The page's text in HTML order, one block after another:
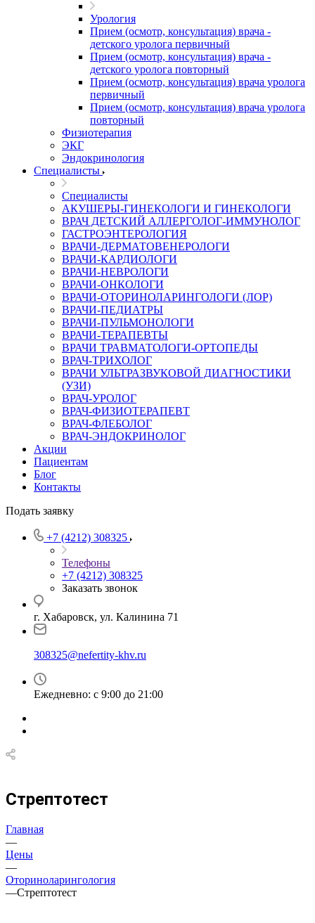
Урология
Прием (осмотр, консультация) врача -
детского уролога первичный
Прием (осмотр, консультация) врача -
детского уролога повторный
Прием (осмотр, консультация) врача уролога
первичный
Прием (осмотр, консультация) врача уролога
повторный
Физиотерапия
ЭКГ
Эндокринология
Специалисты
Специалисты
АКУШЕРЫ-ГИНЕКОЛОГИ И ГИНЕКОЛОГИ
ВРАЧ ДЕТСКИЙ АЛЛЕРГОЛОГ-ИММУНОЛОГ
ГАСТРОЭНТЕРОЛОГИЯ
ВРАЧИ-ДЕРМАТОВЕНЕРОЛОГИ
ВРАЧИ-КАРДИОЛОГИ
ВРАЧИ-НЕВРОЛОГИ
ВРАЧИ-ОНКОЛОГИ
ВРАЧИ-ОТОРИНОЛАРИНГОЛОГИ (ЛОР)
ВРАЧИ-ПЕДИАТРЫ
ВРАЧИ-ПУЛЬМОНОЛОГИ
ВРАЧИ-ТЕРАПЕВТЫ
ВРАЧИ ТРАВМАТОЛОГИ-ОРТОПЕДЫ
ВРАЧ-ТРИХОЛОГ
ВРАЧИ УЛЬТРАЗВУКОВОЙ ДИАГНОСТИКИ
(УЗИ)
ВРАЧ-УРОЛОГ
ВРАЧ-ФИЗИОТЕРАПЕВТ
ВРАЧ-ФЛЕБОЛОГ
ВРАЧ-ЭНДОКРИНОЛОГ
Акции
Пациентам
Блог
Контакты
Подать заявку
+7 (4212) 308325
Телефоны
+7 (4212) 308325
Заказать звонок
г. Хабаровск, ул. Калинина 71
308325@nefertity-khv.ru
Ежедневно: с 9:00 до 21:00
Стрептотест
Главная
—
Цены
—
Оториноларингология
—Стрептотест